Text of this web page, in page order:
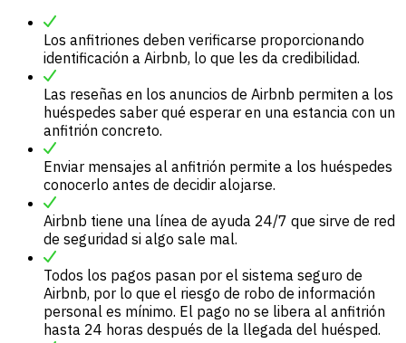
Los anfitriones deben verificarse proporcionando
identificación a Airbnb, lo que les da credibilidad.
Las reseñas en los anuncios de Airbnb permiten a los
huéspedes saber qué esperar en una estancia con un
anfitrión concreto.
Enviar mensajes al anfitrión permite a los huéspedes
conocerlo antes de decidir alojarse.
Airbnb tiene una línea de ayuda 24/7 que sirve de red
de seguridad si algo sale mal.
Todos los pagos pasan por el sistema seguro de
Airbnb, por lo que el riesgo de robo de información
personal es mínimo. El pago no se libera al anfitrión
hasta 24 horas después de la llegada del huésped.